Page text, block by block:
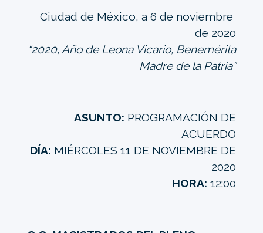
Ciudad de México, a 6 de noviembre
de 2020
“2020, Año de Leona Vicario, Benemérita
Madre de la Patria”
ASUNTO: PROGRAMACIÓN DE
ACUERDO
DÍA: MIÉRCOLES 11 DE NOVIEMBRE DE
2020
HORA: 12:00